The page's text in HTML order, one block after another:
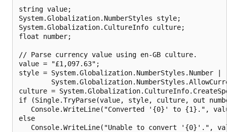
string value;
System.Globalization.NumberStyles style;
System.Globalization.CultureInfo culture;
float number;
// Parse currency value using en-GB culture.
value = "£1,097.63";
style = System.Globalization.NumberStyles.Number |
culture =
if (Single.TryParse(value, style, culture, out
Console.WriteLine("Converted '{0}' to {1}.",
else
Console.WriteLine("Unable to convert '{0}'.",